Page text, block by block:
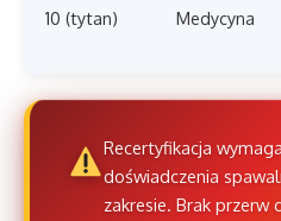
10 (tytan) Medycyna
Recertyfikacja
doświadczenia
zakresie. Brak przerw